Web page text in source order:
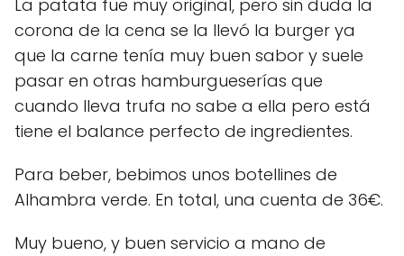
La patata fue muy original, pero sin duda la
corona de la cena se la llevó la burger ya
que la carne tenía muy buen sabor y suele
pasar en otras hamburgueserías que
cuando lleva trufa no sabe a ella pero está
tiene el balance perfecto de ingredientes.
Para beber, bebimos unos botellines de
Alhambra verde. En total, una cuenta de 36€.
Muy bueno, y buen servicio a mano de